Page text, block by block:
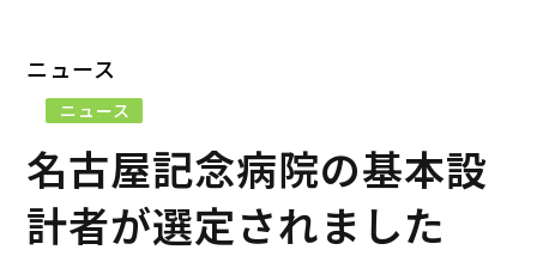
ニュース
ニュース
名古屋記念病院の基本設
計者が選定されました